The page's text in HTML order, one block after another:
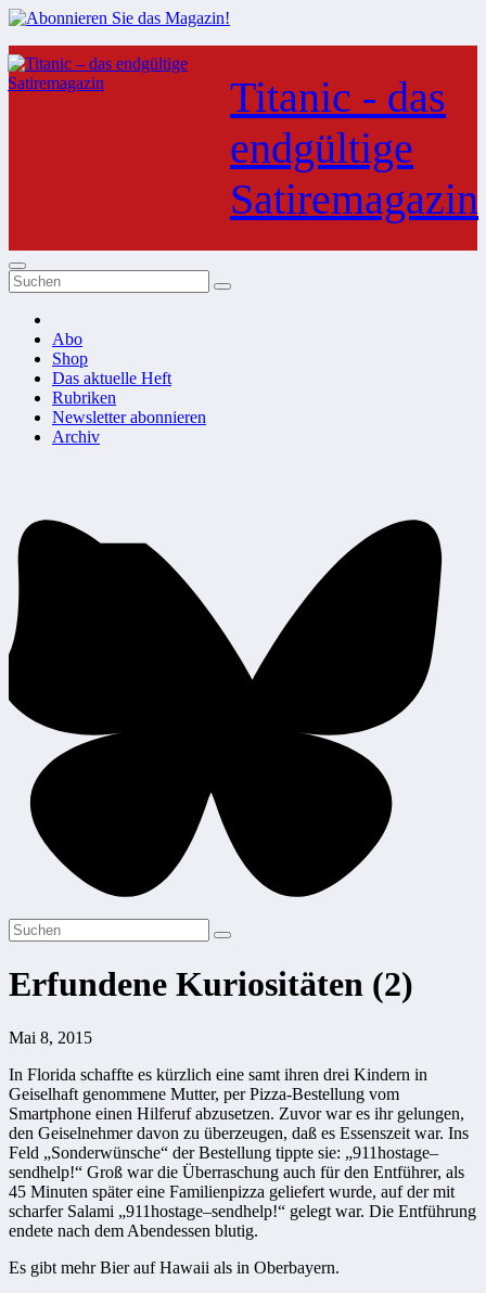
Zum
Inhalt
springen
Titanic - das
endgültige
Satiremagazin
Abo
Shop
Das aktuelle Heft
Rubriken
Newsletter abonnieren
Archiv
Erfundene Kuriositäten (2)
Mai 8, 2015
In Florida schaffte es kürzlich eine samt ihren drei Kindern in
Geiselhaft genommene Mutter, per Pizza-Bestellung vom
Smartphone einen Hilferuf abzusetzen. Zuvor war es ihr gelungen,
den Geiselnehmer davon zu überzeugen, daß es Essenszeit war. Ins
Feld „Sonderwünsche“ der Bestellung tippte sie: „911hostage–
sendhelp!“ Groß war die Überraschung auch für den Entführer, als
45 Minuten später eine Familienpizza geliefert wurde, auf der mit
scharfer Salami „911hostage–sendhelp!“ gelegt war. Die Entführung
endete nach dem Abendessen blutig.
Es gibt mehr Bier auf Hawaii als in Oberbayern.